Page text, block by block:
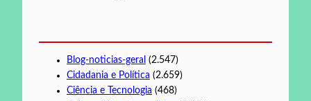
Blog-noticias-geral (2.547)
Cidadania e Política (2.659)
Ciência e Tecnologia (468)